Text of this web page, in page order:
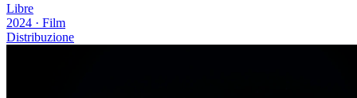
Libre
2024 · Film
Distribuzione